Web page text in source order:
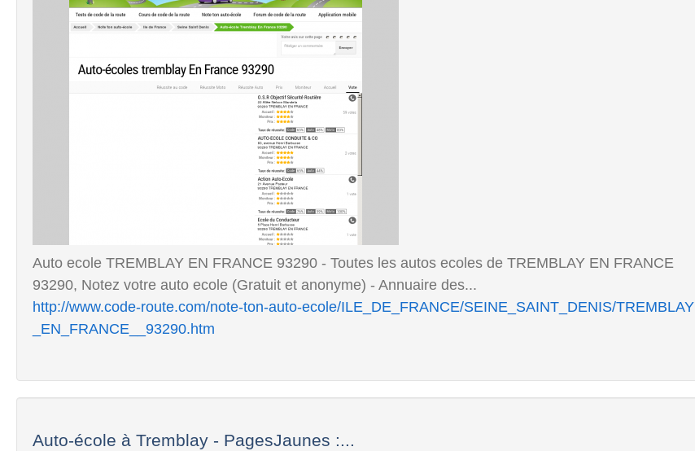
Auto ecole TREMBLAY EN FRANCE 93290 - Toutes les autos ecoles de TREMBLAY EN FRANCE
93290, Notez votre auto ecole (Gratuit et anonyme) - Annuaire des...
http://www.code-route.com/note-ton-auto-ecole/ILE_DE_FRANCE/SEINE_SAINT_DENIS/TREMBLAY
_EN_FRANCE__93290.htm
Auto-école à Tremblay - PagesJaunes :...